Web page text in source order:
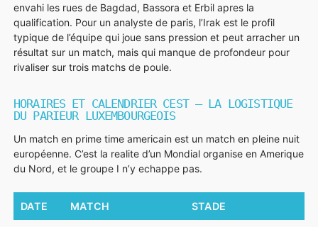
envahi les rues de Bagdad, Bassora et Erbil apres la
qualification. Pour un analyste de paris, l’Irak est le profil
typique de l’équipe qui joue sans pression et peut arracher un
résultat sur un match, mais qui manque de profondeur pour
rivaliser sur trois matchs de poule.
HORAIRES ET CALENDRIER CEST — LA LOGISTIQUE
DU PARIEUR LUXEMBOURGEOIS
Un match en prime time americain est un match en pleine nuit
européenne. C’est la realite d’un Mondial organise en Amerique
du Nord, et le groupe I n’y echappe pas.
DATE MATCH STADE